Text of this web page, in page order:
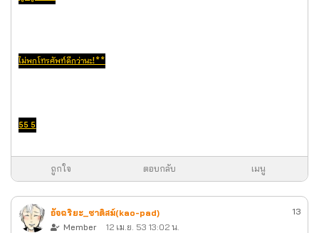
ไม่พกโทรศัพท์ดีกว่านะ!**
55 5
ถูกใจ ตอบกลับ เมนู
อัจฉริยะ_ซาดิสม์(kao-pad)
Member
12 เม.ย. 53 13:02 น.
13